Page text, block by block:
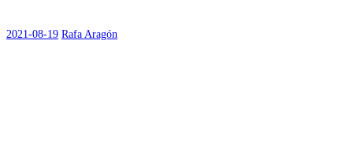
2021-08-19 Rafa Aragón